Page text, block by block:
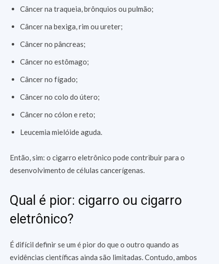
Câncer na traqueia, brônquios ou pulmão;
Câncer na bexiga, rim ou ureter;
Câncer no pâncreas;
Câncer no estômago;
Câncer no fígado;
Câncer no colo do útero;
Câncer no cólon e reto;
Leucemia mielóide aguda.
Então, sim: o cigarro eletrônico pode contribuir para o
desenvolvimento de células cancerígenas.
Qual é pior: cigarro ou cigarro
eletrônico?
É difícil definir se um é pior do que o outro quando as
evidências científicas ainda são limitadas. Contudo, ambos